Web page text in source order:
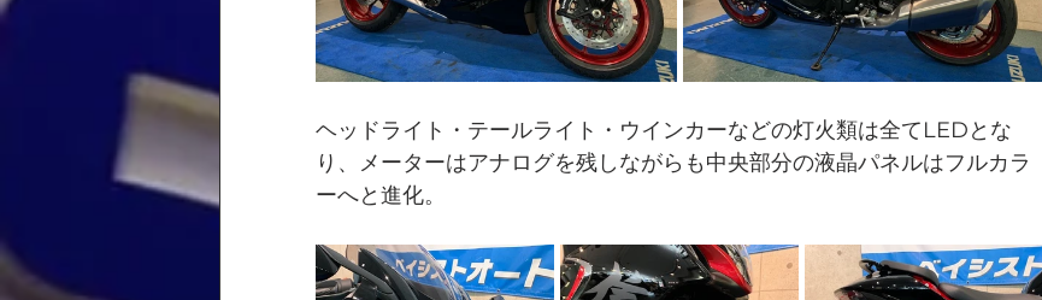
ヘッドライト・テールライト・ウインカーなどの灯火類は全てLEDとな
り、メーターはアナログを残しながらも中央部分の液晶パネルはフルカラ
ーへと進化。